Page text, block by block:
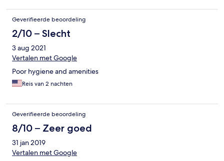
s'en occuper nous même. Ensuite nous avons payé le WiFi (ce
que nous savions). Nous avons payé pour 1 semaine car 4 jour ou
une semaine = même prix. Le troisième jour le WiFi nous est
coupé et bien sûr l'hotel ne veux rien savoir. Enfin nous avons
payé le parking de l'hotel pour 4 jours (48£). A notre retour, nous
recevons un mail pour nous indiquer que nous n'avions payé
mais que cela ne devrait plus arriver!
Geverifieerde beoordeling
2/10 – Slecht
3 aug 2021
Vertalen met Google
Poor hygiene and amenities
Reis van 2 nachten
Geverifieerde beoordeling
8/10 – Zeer goed
31 jan 2019
Vertalen met Google